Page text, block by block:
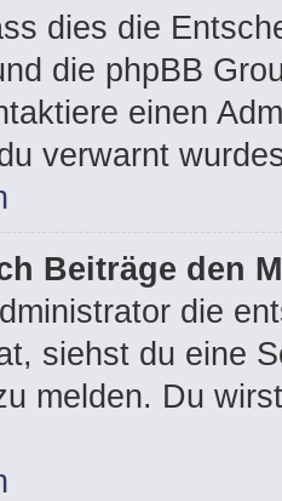
dies die
die phpBB
einen
verwarnt
Beiträge den
die
siehst du eine
melden. Du